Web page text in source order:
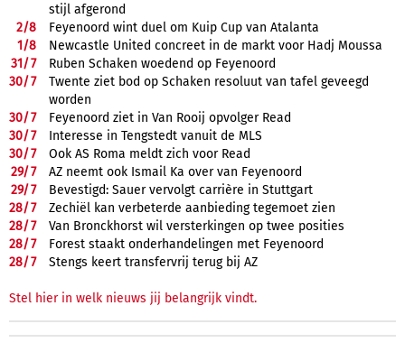
stijl afgerond
2/8
Feyenoord wint duel om Kuip Cup van Atalanta
1/8
Newcastle United concreet in de markt voor Hadj Moussa
31/7
Ruben Schaken woedend op Feyenoord
30/7
Twente ziet bod op Schaken resoluut van tafel geveegd
worden
30/7
Feyenoord ziet in Van Rooij opvolger Read
30/7
Interesse in Tengstedt vanuit de MLS
30/7
Ook AS Roma meldt zich voor Read
29/7
AZ neemt ook Ismail Ka over van Feyenoord
29/7
Bevestigd: Sauer vervolgt carrière in Stuttgart
28/7
Zechiël kan verbeterde aanbieding tegemoet zien
28/7
Van Bronckhorst wil versterkingen op twee posities
28/7
Forest staakt onderhandelingen met Feyenoord
28/7 Stengs keert transfervrij terug bij AZ
Stel hier in welk nieuws jij belangrijk vindt.